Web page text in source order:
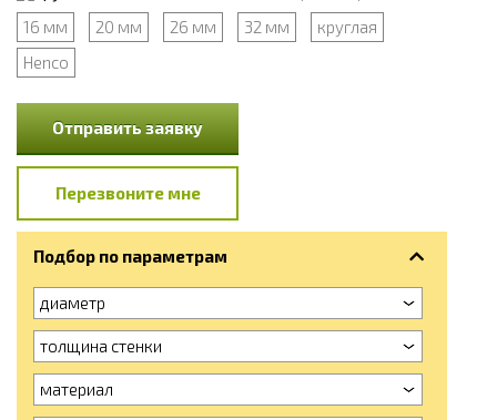
16 мм 20 мм 26 мм 32 мм
круглая
Henco
Отправить заявку
Перезвоните мне
Подбор по параметрам
диаметр
толщина стенки
материал